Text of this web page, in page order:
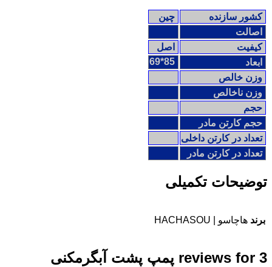
کشور سازنده
چین
اصالت
کیفیت
اصل
ابعاد
85*69
وزن خالص
وزن ناخالص
حجم
حجم کارتن مادر
تعداد در کارتن داخلی
تعداد در کارتن مادر
توضیحات تکمیلی
برند هاچاسو | HACHASOU
3 reviews for
پمپ پشت آبگرمکنی